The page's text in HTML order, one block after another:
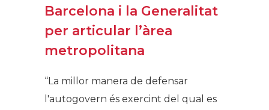
Barcelona i la Generalitat
per articular l’àrea
metropolitana
“La millor manera de defensar
l'autogovern és exercint del qual es